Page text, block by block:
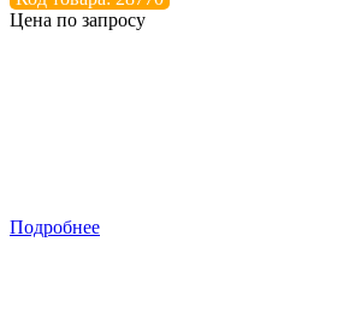
Цена по запросу
Подробнее